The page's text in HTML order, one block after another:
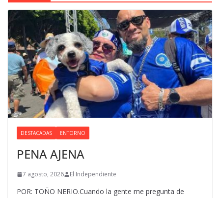
DESTACADAS ENTORNO
PENA AJENA
7 agosto, 2026 El Independiente
POR: TOÑO NERIO.Cuando la gente me pregunta de